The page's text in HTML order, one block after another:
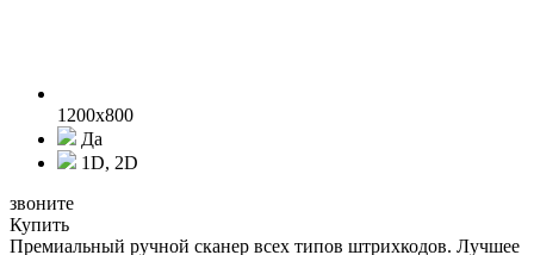
1200x800
Да
1D, 2D
звоните
Купить
Премиальный ручной сканер всех типов штрихкодов. Лучшее